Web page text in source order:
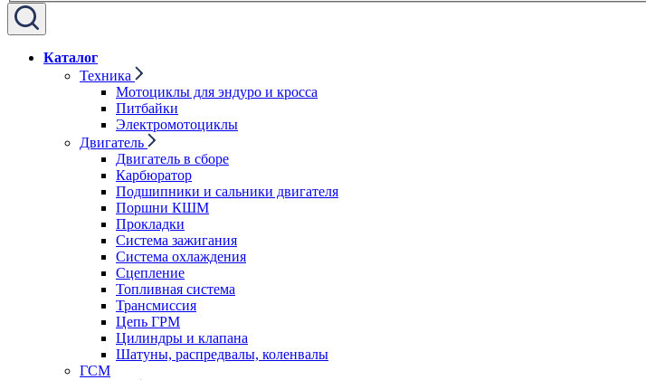
Каталог
Техника
Мотоциклы для эндуро и кросса
Питбайки
Электромотоциклы
Двигатель
Двигатель в сборе
Карбюратор
Подшипники и сальники двигателя
Поршни КШМ
Прокладки
Система зажигания
Система охлаждения
Сцепление
Топливная система
Трансмиссия
Цепь ГРМ
Цилиндры и клапана
Шатуны, распредвалы, коленвалы
ГСМ